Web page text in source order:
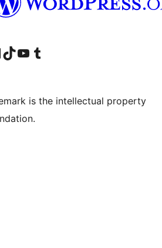
যাওক
আমাৰ TikTok একাউণ্টলৈ যাওকআমাৰ YouTube চেনেললৈ যাওকআমাৰ Tumblr একাউণ্টলৈ যাওক
is the intellectual property